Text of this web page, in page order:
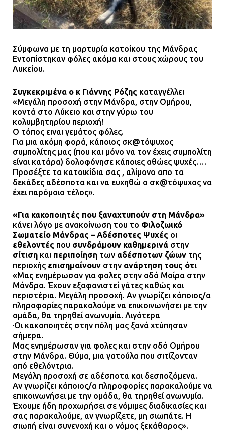
08.07.2026 | 16:24
Ο δήμαρχος Μάνδρας δώρισε όλους
για μηχάνημα καρδιολογικών
επεμβάσεων
ΔΗΜΟΣ ΜΑΝΔΡΑΣ ΕΙΔΥΛΛΙΑΣ: Δύο
νέα πολυδύναμα οχήματα 4×4
ενισχύουν την Πολιτική Προστασία
08.07.2026 | 09:40
Ομάδα ατόμων επιτέθηκε με
ρόπαλα και μαχαίρια σε δύο
ανήλικους
Άνω Λιόσια: Έριξαν τα ναρκωτικά
σε σκουπιδοφάγο για να μη τα βρει
η αστυνομία – Λογάριασαν χωρίς
τον ειδικό σκύλο
07.07.2026 | 09:56
Βούλα: Κραυγή αγωνίας από
κατοίκους για την οδό Άρεως –
γειτονιά»
07.07.2026 | 09:48
Σύμφωνα με τη μαρτυρία κατοίκου της Μάνδρας
Εντοπίστηκαν φόλες ακόμα και στους χώρους του
Λυκείου.
Συγκεκριμένα ο κ Γιάννης Ρόζης καταγγέλλει
«Μεγάλη προσοχή στην Μάνδρα, στην Ομήρου,
κοντά στο Λύκειο και στην γύρω του
κολυμβητηρίου περιοχή!
Ο τόπος ειναι γεμάτος φόλες.
Για μια ακόμη φορά, κάποιος σκ@τόψυχος
συμπολίτης μας (που και μόνο να τον έχεις συμπολίτη
είναι κατάρα) δολοφόνησε κάποιες αθώες ψυχές….
Προσέξτε τα κατοικίδια σας , αλίμονο απο τα
δεκάδες αδέσποτα και να ευχηθώ ο σκ@τόψυχος να
έχει παρόμοιο τέλος».
«Για κακοποιητές που ξαναχτυπούν στη Μάνδρα»
κάνει λόγο με ανακοίνωση του το Φιλοζωικό
Σωματείο Μάνδρας – Αδέσποτες Ψυχές οι
εθελοντές που συνδράμουν καθημερινά στην
σίτιση και περιποίηση των αδέσποτων ζώων της
περιοχής επισημαίνουν στην ανάρτηση τους ότι
«Μας ενημέρωσαν για φολες στην οδό Μοίρα στην
Μάνδρα. Έχουν εξαφανιστεί γάτες καθώς και
περιστέρια. Μεγάλη προσοχή. Αν γνωρίζει κάποιος/α
πληροφορίες παρακαλούμε να επικοινωνήσει με την
ομάδα, θα τηρηθεί ανωνυμία. Λιγότερα
·Οι κακοποιητές στην πόλη μας ξανά χτύπησαν
σήμερα.
Μας ενημέρωσαν για φολες και στην οδό Ομήρου
στην Μάνδρα. Θύμα, μια γατούλα που σιτίζονταν
από εθελόντρια.
Μεγάλη προσοχή σε αδέσποτα και δεσποζόμενα.
Αν γνωρίζει κάποιος/α πληροφορίες παρακαλούμε να
επικοινωνήσει με την ομάδα, θα τηρηθεί ανωνυμία.
Έχουμε ήδη προχωρήσει σε νόμιμες διαδικασίες και
σας παρακαλούμε, αν γνωρίζετε, μη σιωπάτε. Η
σιωπή είναι συνενοχή και ο νόμος ξεκάθαρος».